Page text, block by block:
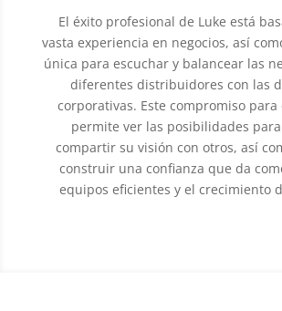
El éxito profesional de Luke está
vasta experiencia en negocios, así
única para escuchar y balancear las
diferentes distribuidores con las
corporativas. Este compromiso para
permite ver las posibilidades
compartir su visión con otros, así
construir una confianza que da
equipos eficientes y el crecimiento